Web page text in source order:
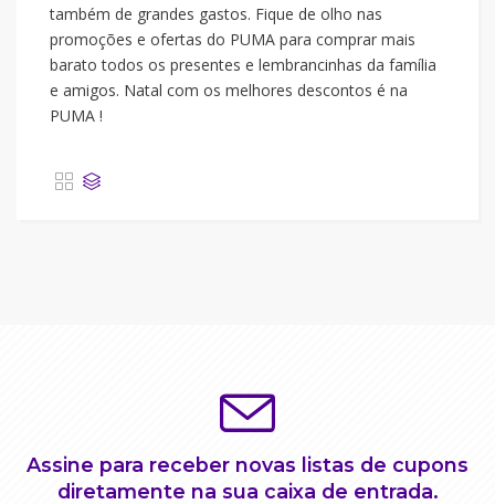
também de grandes gastos. Fique de olho nas
promoções e ofertas do PUMA para comprar mais
barato todos os presentes e lembrancinhas da família
e amigos. Natal com os melhores descontos é na
PUMA !
Assine para receber novas listas de cupons
diretamente na sua caixa de entrada.